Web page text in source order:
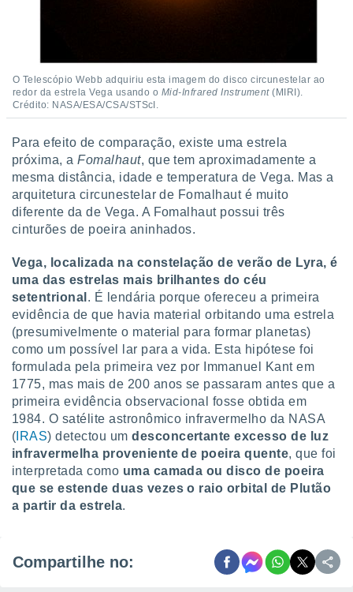
O Telescópio Webb adquiriu esta imagem do disco circunestelar ao
redor da estrela Vega usando o Mid-Infrared Instrument(MIRI).
Crédito: NASA/ESA/CSA/STScI.
Para efeito de comparação, existe uma estrela
próxima, aFomalhaut, que tem aproximadamente a
mesma distância, idade e temperatura de Vega. Mas a
arquitetura circunestelar de Fomalhaut é muito
diferente da de Vega. A Fomalhaut possui três
cinturões de poeira aninhados.
Vega, localizada na constelação de verão de Lyra, é
uma das estrelas mais brilhantes do céu
setentrional . É lendária porque ofereceu a primeira
evidência de que havia material orbitando uma estrela
(presumivelmente o material para formar planetas)
como um possível lar para a vida. Esta hipótese foi
formulada pela primeira vez por Immanuel Kant em
1775, mas mais de 200 anos se passaram antes que a
primeira evidência observacional fosse obtida em
1984. O satélite astronômico infravermelho da NASA
( IRAS) detectou umdesconcertante excesso de luz
infravermelha proveniente de poeira quente, que foi
interpretada como uma camada ou disco de poeira
que se estende duas vezes o raio orbital de Plutão
a partir da estrela.
Compartilhe no: